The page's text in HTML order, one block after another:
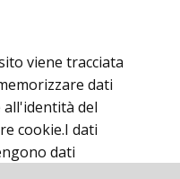
viene tracciata
dati
del
cookie.I dati
dati